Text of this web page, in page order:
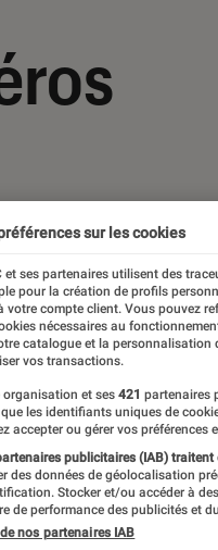
et guides
sur les cookies
et ses partenaires utilisent des
pour la création de profils
votre compte client. Vous pouvez
nécessaires au
catalogue et la personnalisation
vos transactions.
organisation et ses 421 partenaires
les identifiants uniques de
accepter ou gérer vos
publicitaires (IAB)
des données de géolocalisation
Stocker et/ou accéder à
de performance des publicités et
nos partenaires IAB